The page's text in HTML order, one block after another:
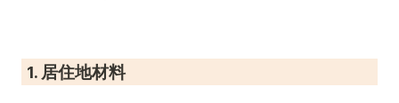
1. 居住地材料